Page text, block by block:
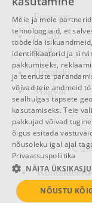
Français
עברית
हिन्दी
Hrvatski
Magyar
©
Kontakteeru
Meie ja meie
tehnoloogiaid, et
töödelda
identifikaatorid ja
pakkumiseks,
ja teenuste
võivad teie andmeid
sealhulgas täpsete
kasutamiseks. Teie
pakkujad võivad
õigus esitada
nõusoleku igal ajal
Privaatsuspoliitika
NÄITA ÜKSIKASJU
NÕUSTU